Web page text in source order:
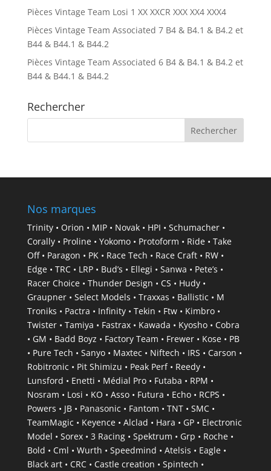
Pièces Vintage Team Losi 1 XX XXCR XXX XX4 XXX4
Pièces Vintage Team Associated 7 B4 & B4.1 & B4.2 et
B44 & B44.1 & B44.2
Pièces Vintage Team Associated 6 B4 & B4.1 & B4.2 et
B44 & B44.1 & B44.2
Rechercher
Nos marques
Trinity • Orion • MIP • Novak • HPI • Schumacher •
Corally • Proline • Yokomo • Protoform • Ride • Take
Off • Paragon • PK • Race Tech • Race Craft • RW •
Edge • TRC • LRP • Bud’s • Ellegi • Sanwa • Pete’s •
Racer Choice • Thunder Design • CS • Hudy •
Graupner • Select Models • Traxxas • Ballistic • M
Troniks • Pactra • Infinity • Tekin • Ftw • Kimbro •
Twister • Tamiya • Fastrax • Kawada • Kyosho • Cobra
• GM • Badd Boyz • Factory Team • Frewer • Kose • PB
• Pure Tech • Sanyo • Maxtec • Niftech • IRS • Carson •
Robitronic • Pit Shimizu • Peak Perf • Reedy •
Lunsford • Enetti • Médial Pro • Futaba • RPM •
Nosram • Losi • KO • Asso • Futura • Echo • RCPS •
Powers • JB • Panasonic • Fantom • TNT • SMC •
TeamMagic • Keyence • Alclad • Hara • GP • Electronic
Model • Sorex • 3 Racing • Spektrum • Grp • Roche •
Bold • Cml • Wurth • Speedmind • Atelsis • Eagle •
Black art • CRC • Castle creation • Spintech •